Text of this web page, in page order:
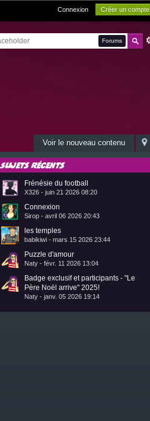
Connexion Créer un compte
Forums
Voir le nouveau contenu
Sujets récents
Frénésie du football
X326 - juin 21 2026 08:20
Connexion
Sirop - avril 06 2026 20:43
les temples
babikiwi - mars 15 2026 23:44
Puzzle d'amour
Naty - févr. 11 2026 13:04
Badge exclusif et participants - "Le
Père Noël arrive" 2025!
Naty - janv. 05 2026 19:14